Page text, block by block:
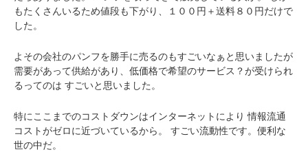
もたくさんいるため値段も下がり、１００円＋送料８０円だけで
した。
よその会社のパンフを勝手に売るのもすごいなぁと思いましたが
需要があって供給があり、低価格で希望のサービス？が受けられ
るってのは すごいと思いました。
特にここまでのコストダウンはインターネットにより 情報流通
コストがゼロに近づいているから。
すごい流動性です。便利な
世の中だ。